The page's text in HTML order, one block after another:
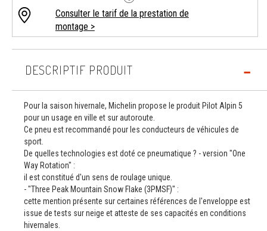
Consulter le tarif de la prestation de
montage >
DESCRIPTIF PRODUIT
Pour la saison hivernale, Michelin propose le produit Pilot Alpin 5
pour un usage en ville et sur autoroute.
Ce pneu est recommandé pour les conducteurs de véhicules de
sport.
De quelles technologies est doté ce pneumatique ? - version "One
Way Rotation" :
il est constitué d'un sens de roulage unique.
- "Three Peak Mountain Snow Flake (3PMSF)" :
cette mention présente sur certaines références de l'enveloppe est
issue de tests sur neige et atteste de ses capacités en conditions
hivernales.